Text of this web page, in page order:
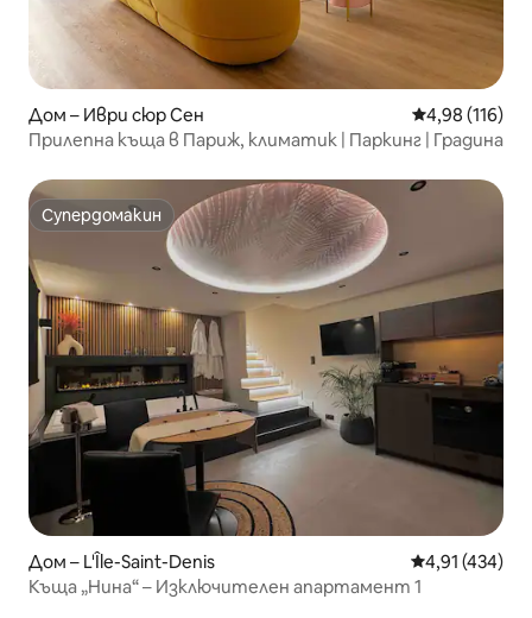
Дом – Иври сюр Сен Средна
4,98 (116)
Прилепна къща в Париж, климатик | Паркинг | Градина
Супердомакин
Супердомакин
Дом – L'Île-Saint-Denis Средна
4,91 (434)
Къща „Нина“ – Изключителен апартамент 1